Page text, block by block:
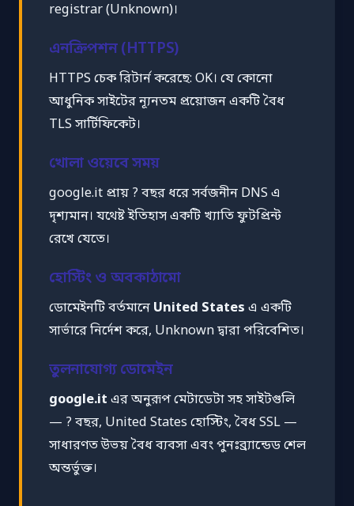
registrar (Unknown)।
এনক্রিপশন (HTTPS)
HTTPS চেক রিটার্ন করেছে: OK। যে কোনো
আধুনিক সাইটের ন্যূনতম প্রয়োজন একটি বৈধ
TLS সার্টিফিকেট।
খোলা ওয়েবে সময়
google.it প্রায় ? বছর ধরে সর্বজনীন DNS এ
দৃশ্যমান। যথেষ্ট ইতিহাস একটি খ্যাতি ফুটপ্রিন্ট
রেখে যেতে।
হোস্টিং ও অবকাঠামো
ডোমেইনটি বর্তমানে United States এ একটি
সার্ভারে নির্দেশ করে, Unknown দ্বারা পরিবেশিত।
তুলনাযোগ্য ডোমেইন
google.it এর অনুরূপ মেটাডেটা সহ সাইটগুলি
— ? বছর, United States হোস্টিং, বৈধ SSL —
সাধারণত উভয় বৈধ ব্যবসা এবং পুনঃব্র্যান্ডেড শেল
অন্তর্ভুক্ত।